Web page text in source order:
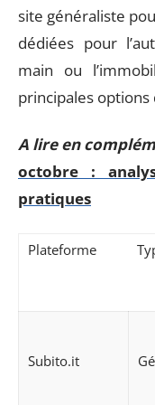
site généraliste
dédiées pour
main ou
principales
A lire en
octobre :
pratiques
Plateforme
Subito.it